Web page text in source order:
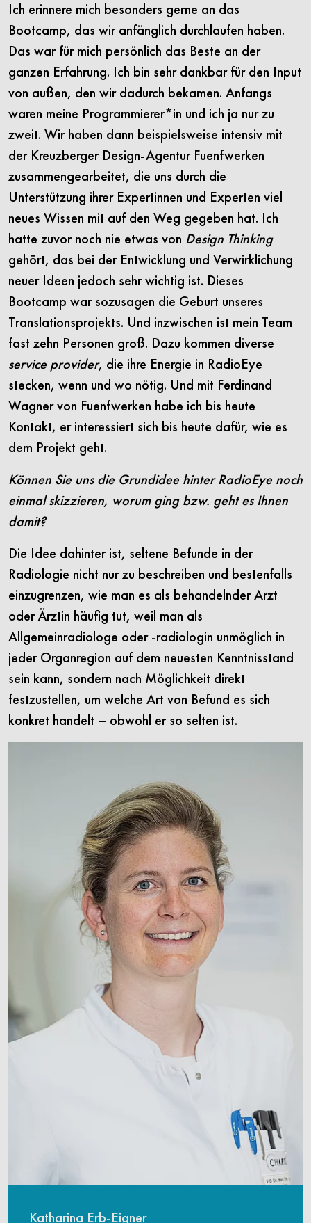
Ich erinnere mich besonders gerne an das
Bootcamp, das wir anfänglich durchlaufen haben.
Das war für mich persönlich das Beste an der
ganzen Erfahrung. Ich bin sehr dankbar für den Input
von außen, den wir dadurch bekamen. Anfangs
waren meine Programmierer*in und ich ja nur zu
zweit. Wir haben dann beispielsweise intensiv mit
der Kreuzberger Design-Agentur Fuenfwerken
zusammengearbeitet, die uns durch die
Unterstützung ihrer Expertinnen und Experten viel
neues Wissen mit auf den Weg gegeben hat. Ich
hatte zuvor noch nie etwas von Design Thinking
gehört, das bei der Entwicklung und Verwirklichung
neuer Ideen jedoch sehr wichtig ist. Dieses
Bootcamp war sozusagen die Geburt unseres
Translationsprojekts. Und inzwischen ist mein Team
fast zehn Personen groß. Dazu kommen diverse
service provider, die ihre Energie in RadioEye
stecken, wenn und wo nötig. Und mit Ferdinand
Wagner von Fuenfwerken habe ich bis heute
Kontakt, er interessiert sich bis heute dafür, wie es
dem Projekt geht.
Können Sie uns die Grundidee hinter RadioEye noch
einmal skizzieren, worum ging bzw. geht es Ihnen
damit?
Die Idee dahinter ist, seltene Befunde in der
Radiologie nicht nur zu beschreiben und bestenfalls
einzugrenzen, wie man es als behandelnder Arzt
oder Ärztin häufig tut, weil man als
Allgemeinradiologe oder -radiologin unmöglich in
jeder Organregion auf dem neuesten Kenntnisstand
sein kann, sondern nach Möglichkeit direkt
festzustellen, um welche Art von Befund es sich
konkret handelt – obwohl er so selten ist.
Katharina Erb-Eigner